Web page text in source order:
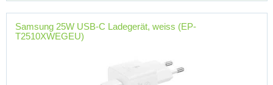
Samsung 25W USB-C Ladegerät, weiss (EP-
T2510XWEGEU)